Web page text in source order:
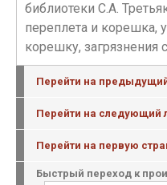
библиотеки С.А.
переплета и корешка,
корешку, загрязнения
Перейти на
Перейти на следующий
Перейти на первую
Быстрый переход к